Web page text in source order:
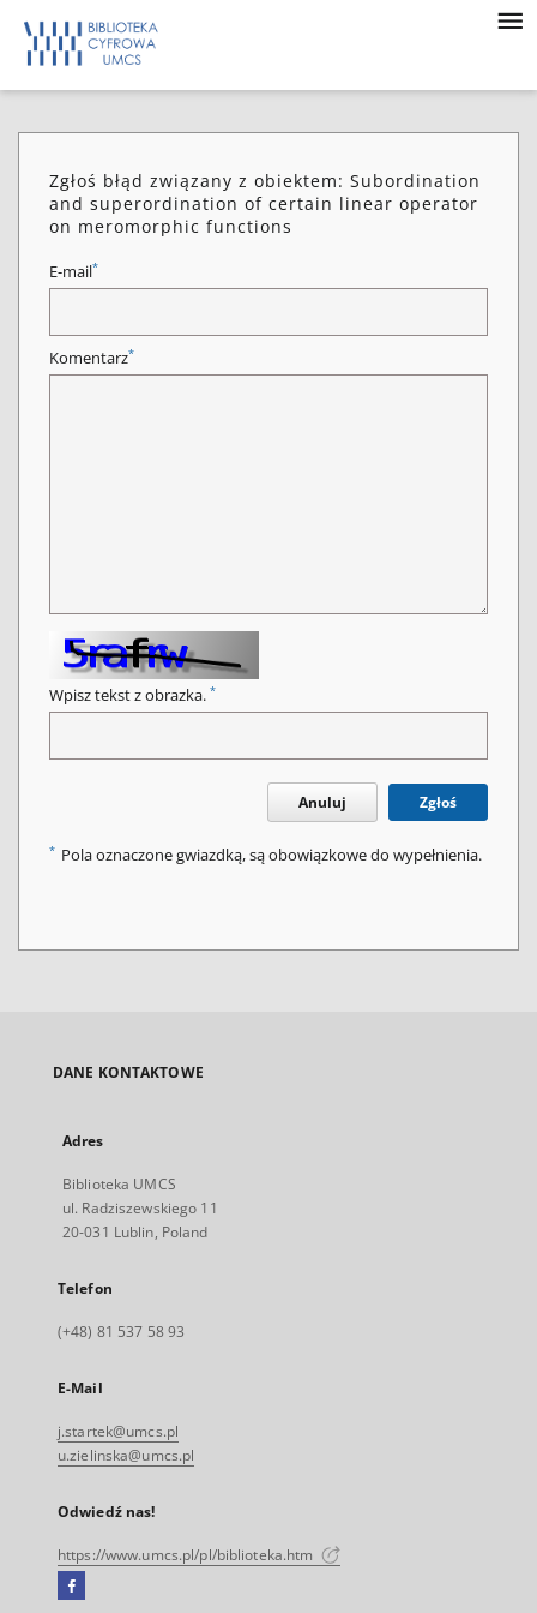
Zgłoś błąd związany z obiektem: Subordination
and superordination of certain linear operator
on meromorphic functions
E-mail*
Komentarz*
Wpisz tekst z obrazka. *
Anuluj Zgłoś
* Pola oznaczone gwiazdką, są obowiązkowe do wypełnienia.
DANE KONTAKTOWE
Adres
Biblioteka UMCS
ul. Radziszewskiego 11
20-031 Lublin, Poland
Telefon
(+48) 81 537 58 93
E-Mail
j.startek@umcs.pl
u.zielinska@umcs.pl
Odwiedź nas!
https://www.umcs.pl/pl/biblioteka.htm
Facebook